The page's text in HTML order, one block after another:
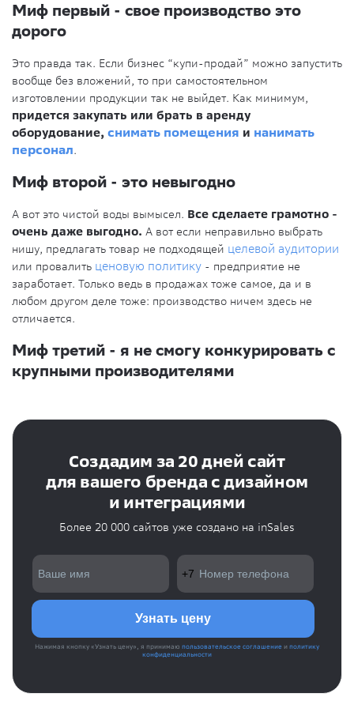
Миф первый - свое производство это
дорого
Это правда так. Если бизнес “купи-продай” можно запустить
вообще без вложений, то при самостоятельном
изготовлении продукции так не выйдет. Как минимум,
придется закупать или брать в аренду
оборудование, снимать помещения и нанимать
персонал.
Миф второй - это невыгодно
А вот это чистой воды вымысел. Все сделаете грамотно -
очень даже выгодно. А вот если неправильно выбрать
нишу, предлагать товар не подходящей целевой аудитории
или провалить ценовую политику - предприятие не
заработает. Только ведь в продажах тоже самое, да и в
любом другом деле тоже: производство ничем здесь не
отличается.
Миф третий - я не смогу конкурировать с
крупными производителями
Создадим за 20 дней сайт
для вашего бренда с дизайном
и интеграциями
Более 20 000 сайтов уже создано на inSales
Нажимая кнопку «Узнать цену», я принимаю пользовательское соглашение и политику
конфиденциальности